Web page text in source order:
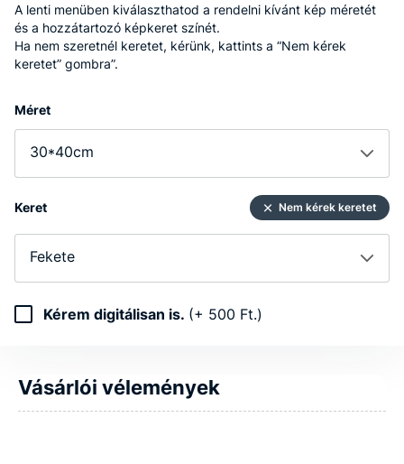
A lenti menüben kiválaszthatod a rendelni kívánt kép méretét
és a hozzátartozó képkeret színét.
Ha nem szeretnél keretet, kérünk, kattints a “Nem kérek
keretet” gombra”.
Méret
30*40cm
Keret Nem kérek keretet
Fekete
Kérem digitálisan is. (+ 500 Ft.)
Vásárlói vélemények